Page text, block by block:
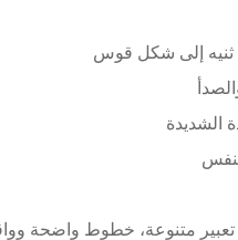
ثنيه إلى شكل قوس
متنوعة، خطوط واضحة